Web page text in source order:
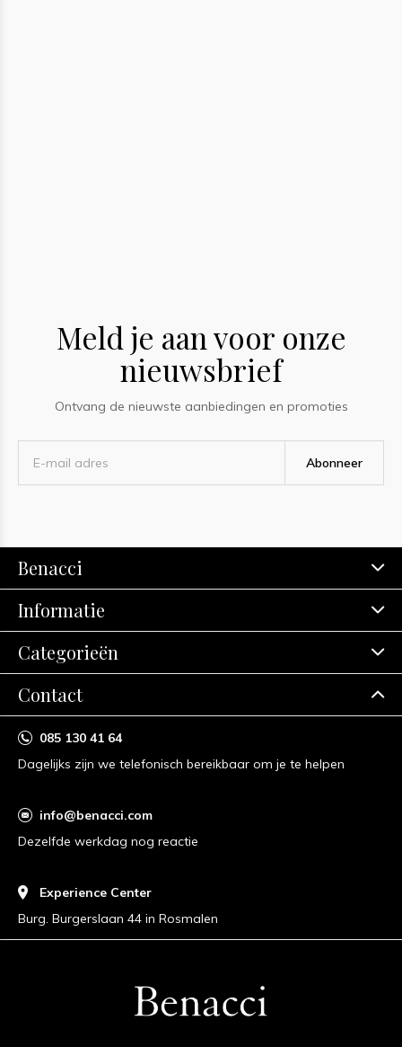
Meld je aan voor onze
nieuwsbrief
Ontvang de nieuwste aanbiedingen en promoties
Abonneer
Benacci
Informatie
Categorieën
Contact
085 130 41 64
Dagelijks zijn we telefonisch bereikbaar om je te helpen
info@benacci.com
Dezelfde werkdag nog reactie
Experience Center
Burg. Burgerslaan 44 in Rosmalen